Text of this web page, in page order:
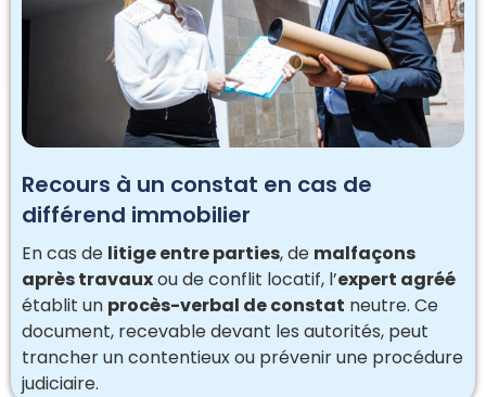
Recours à un constat en cas de
différend immobilier
En cas de litige entre parties, de malfaçons
après travauxou de conflit locatif, l’expert agréé
établit un procès-verbal de constat neutre. Ce
document, recevable devant les autorités, peut
trancher un contentieux ou prévenir une procédure
judiciaire.